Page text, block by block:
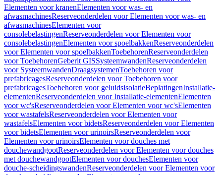
Elementen voor kranenElementen voor was- en
afwasmachinesReserveonderdelen voor Elementen voor was- en
afwasmachinesElementen voor
consolebelastingenReserveonderdelen voor Elementen voor
consolebelastingenElementen voor spoelbakkenReserveonderdelen
voor Elementen voor spoelbakkenToebehorenReserveonderdelen
voor ToebehorenGeberit GISSysteemwandenReserveonderdelen
voor SysteemwandenDraagsystemenToebehoren voor
prefabricagesReserveonderdelen voor Toebehoren voor
prefabricagesToebehoren voor geluidsisolatieBeplatingenInstallatie-
elementenReserveonderdelen voor Installatie-elementenElementen
voor wc'sReserveonderdelen voor Elementen voor wc'sElementen
voor wastafelsReserveonderdelen voor Elementen voor
wastafelsElementen voor bidetsReserveonderdelen voor Elementen
voor bidetsElementen voor urinoirsReserveonderdelen voor
Elementen voor urinoirsElementen voor douches met
douchewandgootReserveonderdelen voor Elementen voor douches
met douchewandgootElementen voor douchesElementen voor
douche-scheidingswandenReserveonderdelen voor Elementen voor